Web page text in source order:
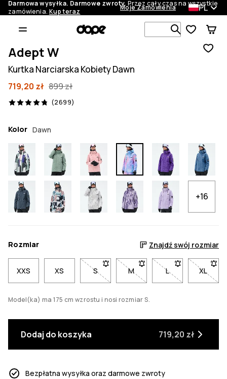
Darmowa wysyłka. Darmowe zwroty. Przez cały czas na wszystkie
zamówienia. Kup teraz Moje Zamówienia PL
Szukaj w 1
Adept W
Kurtka Narciarska Kobiety Dawn
719,20 zł 899 zł
(2699)
2699 recenzje, 4.8/5
Kolor Dawn
+16
Rozmiar Znajdź swój rozmiar
XXS XS S- Rozmiar S niedostępny. Kliknij, aby
M- Rozmiar M niedostępny.
L- Rozmiar L
XL
-
Model(ka) ma 175 cm wzrostu i nosi rozmiar S.
Dodaj do koszyka 719,20 zł
Bezpłatna wysyłka oraz darmowe zwroty